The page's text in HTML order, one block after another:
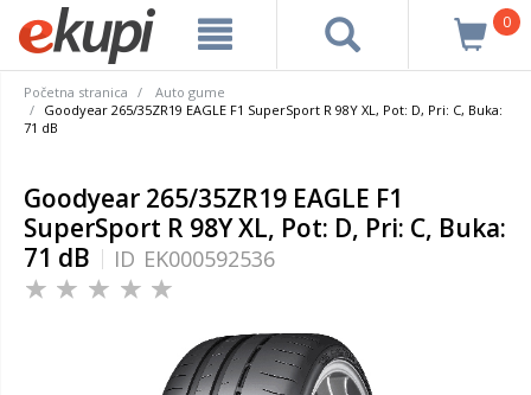
0
Početna stranica
Auto gume
Goodyear 265/35ZR19 EAGLE F1 SuperSport R 98Y XL, Pot: D, Pri: C, Buka:
71 dB
Goodyear 265/35ZR19 EAGLE F1
SuperSport R 98Y XL, Pot: D, Pri: C, Buka:
71 dB
ID EK000592536